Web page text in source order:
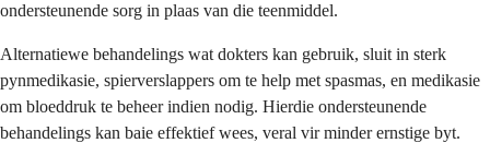
ondersteunende sorg in plaas van die teenmiddel.
Alternatiewe behandelings wat dokters kan gebruik, sluit in sterk
pynmedikasie, spierverslappers om te help met spasmas, en medikasie
om bloeddruk te beheer indien nodig. Hierdie ondersteunende
behandelings kan baie effektief wees, veral vir minder ernstige byt.